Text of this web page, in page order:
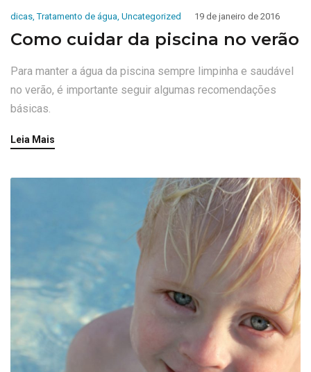
dicas ,Tratamento de água Uncategorized 19 de janeiro de 2016
Como cuidar da piscina no verão
Para manter a água da piscina sempre limpinha e saudável
no verão, é importante seguir algumas recomendações
básicas.
Leia Mais